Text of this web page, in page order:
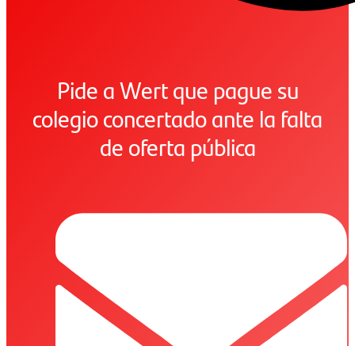
Pide a Wert que pague su
colegio concertado ante la falta
de oferta pública